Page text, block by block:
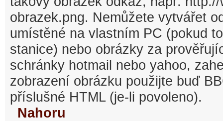
obrazek.png. Nemůžete vytvářet
umístěné na vlastním PC (pokud
stanice) nebo obrázky za
schránky hotmail nebo yahoo,
zobrazení obrázku použijte buď
příslušné HTML (je-li povoleno).
Nahoru